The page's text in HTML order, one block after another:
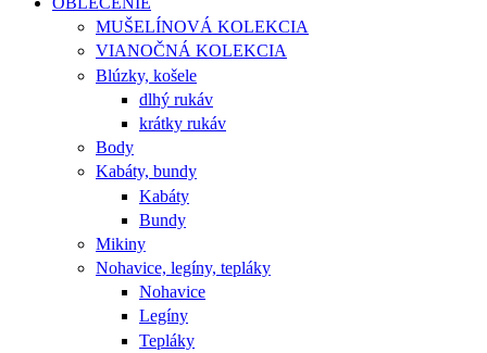
MUŠELÍNOVÁ KOLEKCIA
VIANOČNÁ KOLEKCIA
Blúzky, košele
dlhý rukáv
krátky rukáv
Body
Kabáty, bundy
Kabáty
Bundy
Mikiny
Nohavice, legíny, tepláky
Nohavice
Legíny
Tepláky